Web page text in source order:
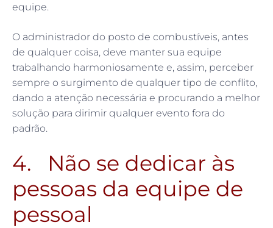
equipe.
O administrador do posto de combustíveis, antes
de qualquer coisa, deve manter sua equipe
trabalhando harmoniosamente e, assim, perceber
sempre o surgimento de qualquer tipo de conflito,
dando a atenção necessária e procurando a melhor
solução para dirimir qualquer evento fora do
padrão.
4. Não se dedicar às
pessoas da equipe de
pessoal